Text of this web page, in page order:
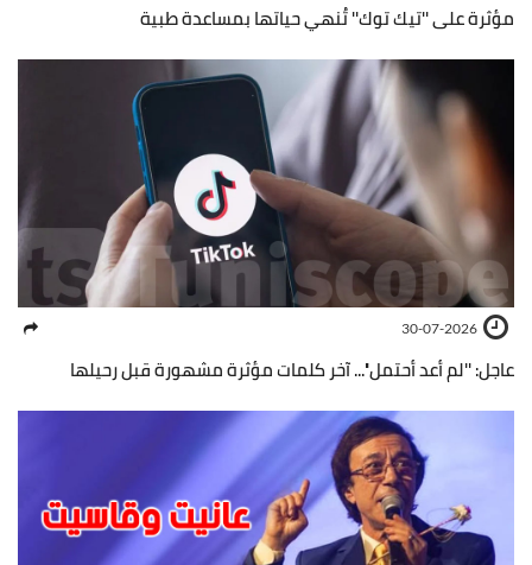
مؤثرة على ''تيك توك'' تُنهي حياتها بمساعدة طبية
30-07-2026
عاجل: ''لم أعد أحتمل''... آخر كلمات مؤثرة مشهورة قبل رحيلها